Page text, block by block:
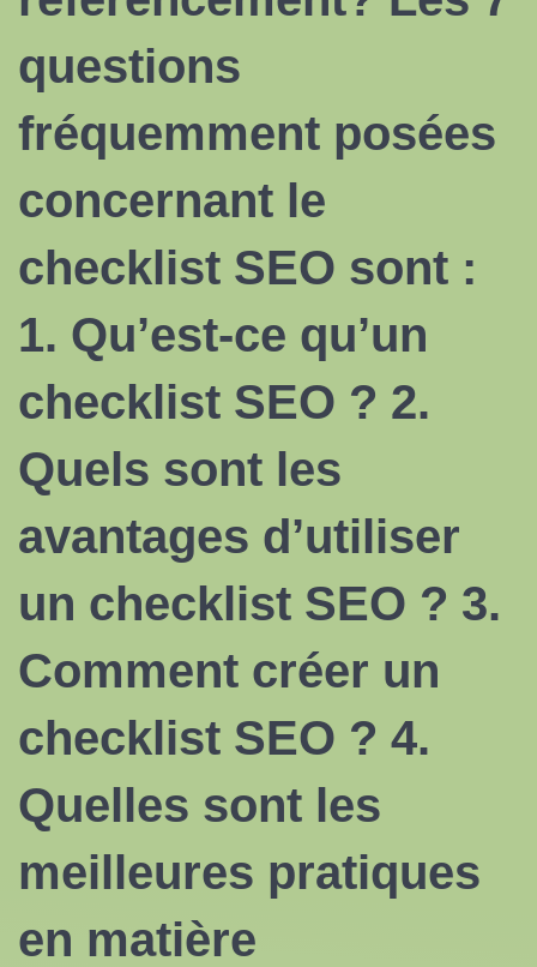
questions
fréquemment posées
concernant le
checklist SEO sont :
1. Qu’est-ce qu’un
checklist SEO ? 2.
Quels sont les
avantages d’utiliser
un checklist SEO ? 3.
Comment créer un
checklist SEO ? 4.
Quelles sont les
meilleures pratiques
en matière